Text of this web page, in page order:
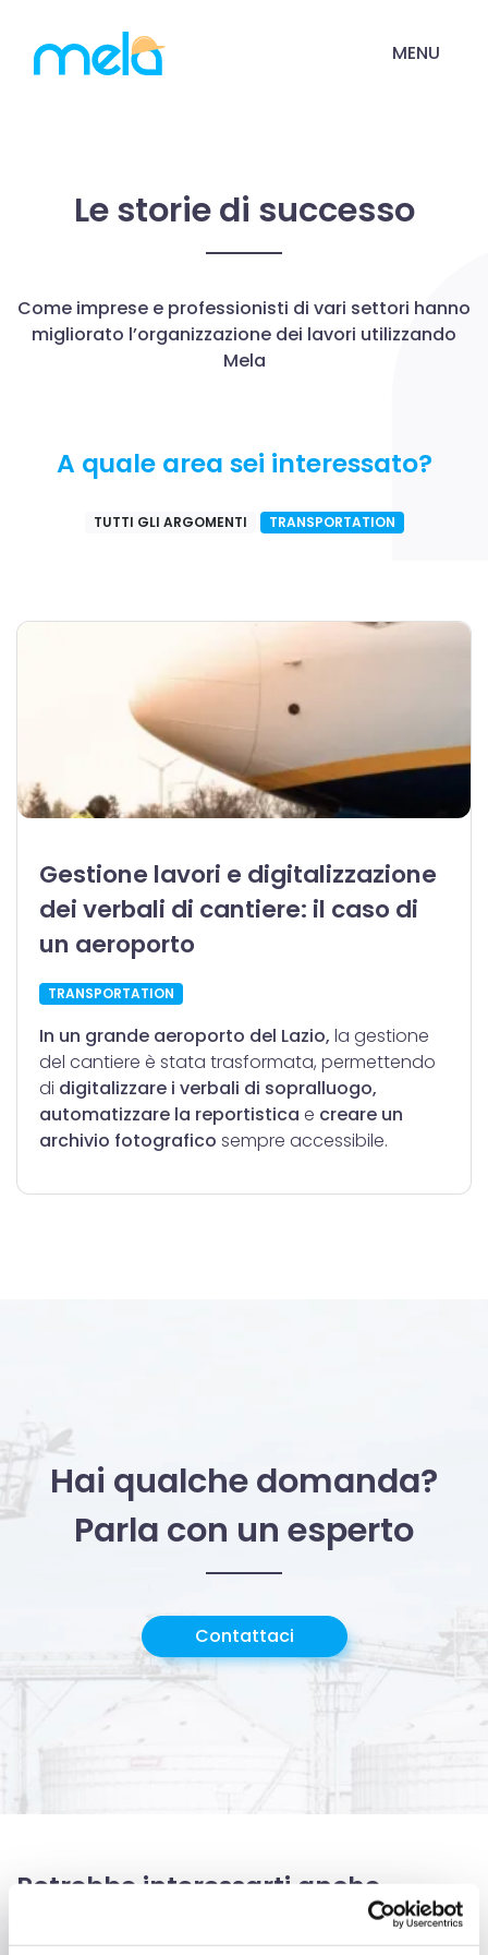
MENU
Le storie di successo
Come imprese e professionisti di vari settori hanno
migliorato l’organizzazione dei lavori utilizzando
Mela
A quale area sei interessato?
TUTTI GLI ARGOMENTI TRANSPORTATION
Gestione lavori e digitalizzazione
dei verbali di cantiere: il caso di
un aeroporto
TRANSPORTATION
In un grande aeroporto del Lazio, la gestione
del cantiere è stata trasformata, permettendo
di digitalizzare i verbali di sopralluogo,
automatizzare la reportistica e creare un
archivio fotografico sempre accessibile.
Hai qualche domanda?
Parla con un esperto
Contattaci
Potrebbe interessarti anche…